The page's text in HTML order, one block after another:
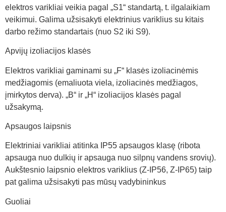
elektros varikliai veikia pagal „S1“ standartą, t. ilgalaikiam
veikimui. Galima užsisakyti elektrinius variklius su kitais
darbo režimo standartais (nuo S2 iki S9).
Apvijų izoliacijos klasės
Elektros varikliai gaminami su „F“ klasės izoliacinėmis
medžiagomis (emaliuota viela, izoliacinės medžiagos,
įmirkytos derva). „B“ ir „H“ izoliacijos klasės pagal
užsakymą.
Apsaugos laipsnis
Elektriniai varikliai atitinka IP55 apsaugos klasę (ribota
apsauga nuo dulkių ir apsauga nuo silpnų vandens srovių).
Aukštesnio laipsnio elektros variklius (Z-IP56, Z-IP65) taip
pat galima užsisakyti pas mūsų vadybininkus
Guoliai